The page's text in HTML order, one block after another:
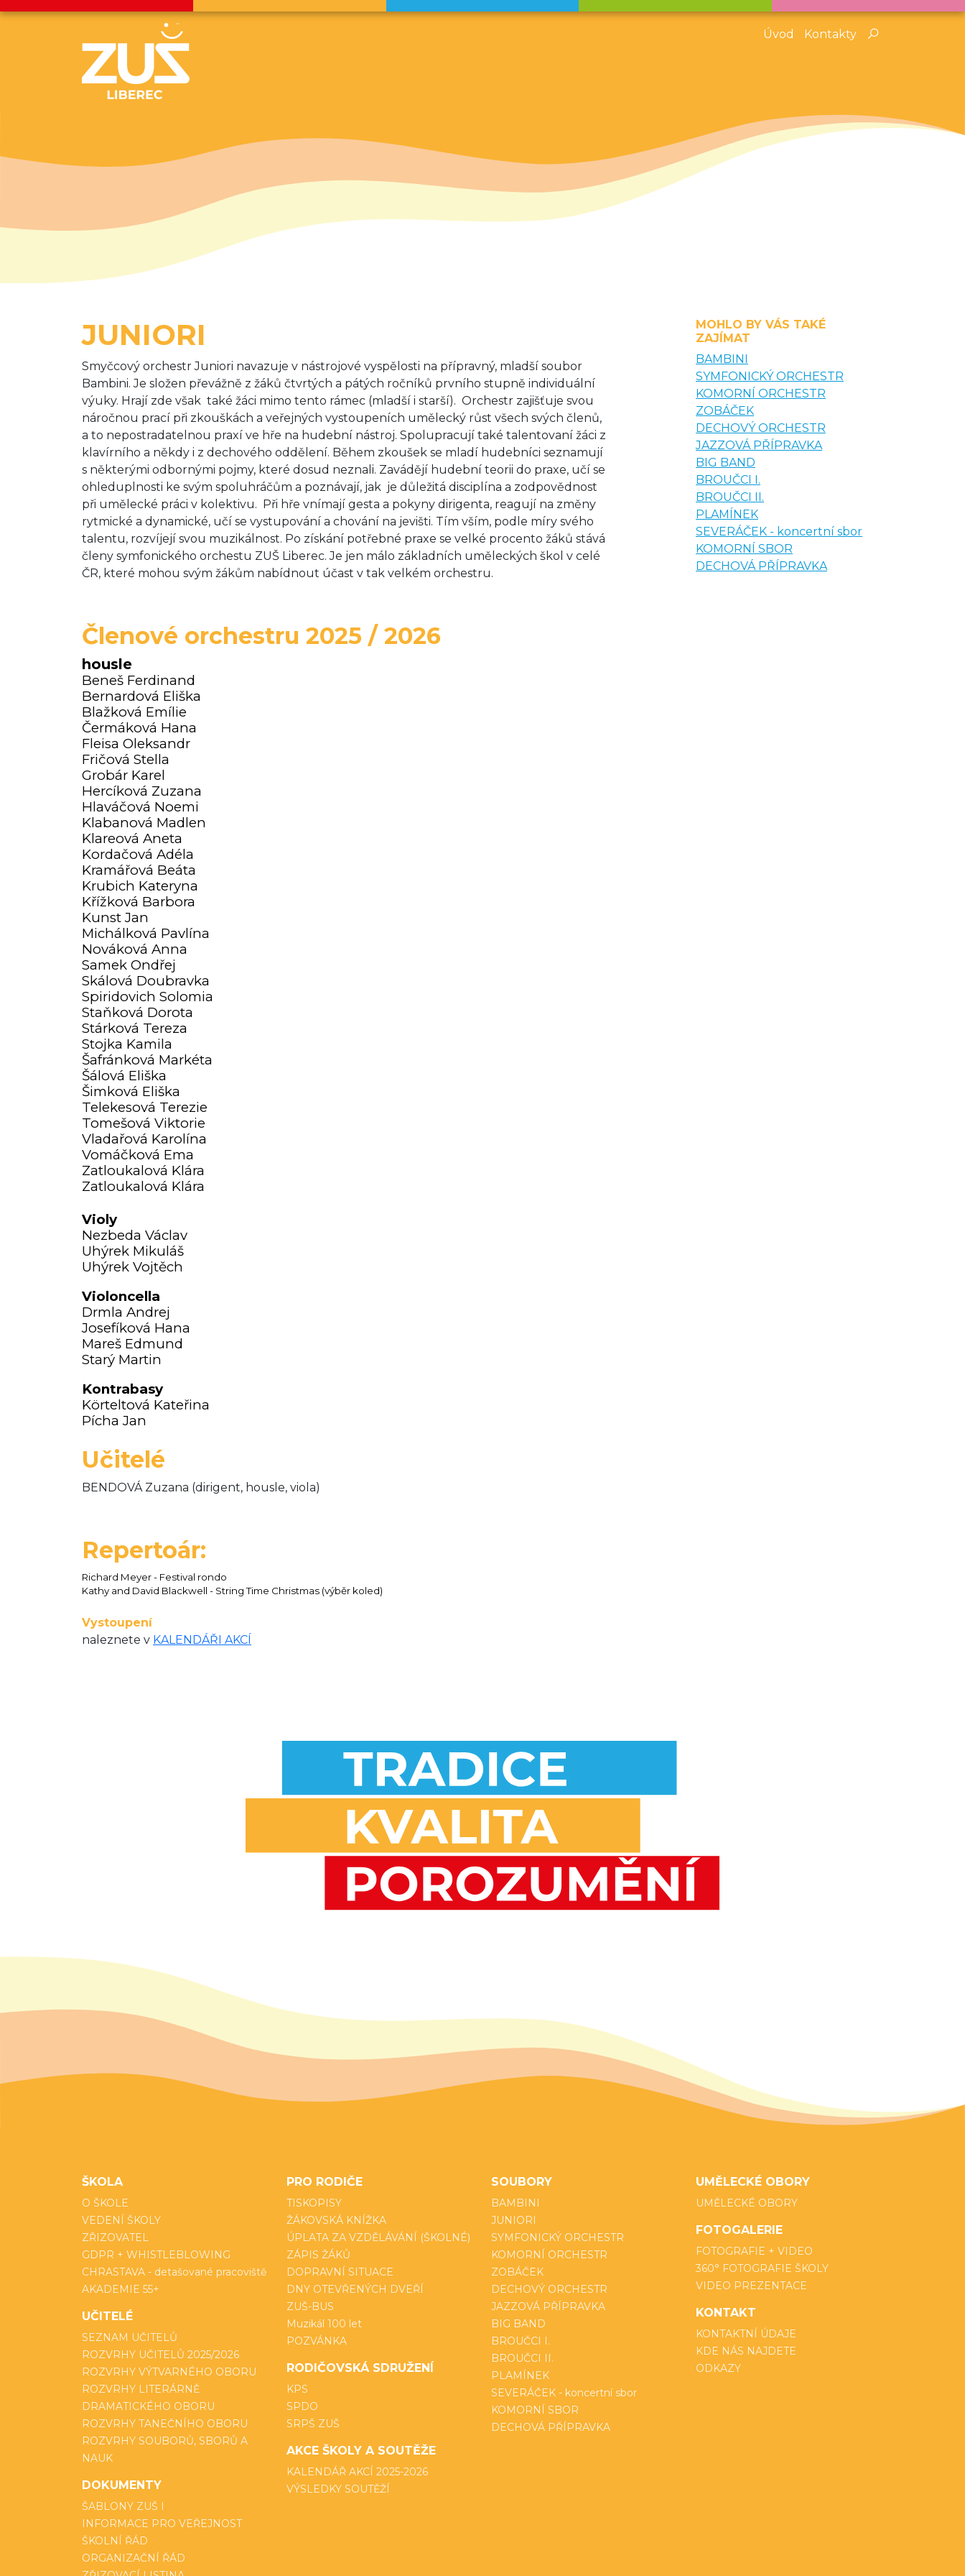
Úvod Kontakty
JUNIORI
Smyčcový orchestr Juniori navazuje v nástrojové vyspělosti na přípravný, mladší soubor
Bambini. Je složen převážně z žáků čtvrtých a pátých ročníků prvního stupně individuální
výuky. Hrají zde však také žáci mimo tento rámec (mladší i starší). Orchestr zajišťuje svou
náročnou prací při zkouškách a veřejných vystoupeních umělecký růst všech svých členů,
a to nepostradatelnou praxí ve hře na hudební nástroj. Spolupracují také talentovaní žáci z
klavírního a někdy i z dechového oddělení. Během zkoušek se mladí hudebníci seznamují
s některými odbornými pojmy, které dosud neznali. Zavádějí hudební teorii do praxe, učí se
ohleduplnosti ke svým spoluhráčům a poznávají, jak je důležitá disciplína a zodpovědnost
při umělecké práci v kolektivu. Při hře vnímají gesta a pokyny dirigenta, reagují na změny
rytmické a dynamické, učí se vystupování a chování na jevišti. Tím vším, podle míry svého
talentu, rozvíjejí svou muzikálnost. Po získání potřebné praxe se velké procento žáků stává
členy symfonického orchestu ZUŠ Liberec. Je jen málo základních uměleckých škol v celé
ČR, které mohou svým žákům nabídnout účast v tak velkém orchestru.
Členové orchestru 2025 / 2026
housle
Beneš Ferdinand
Bernardová Eliška
Blažková Emílie
Čermáková Hana
Fleisa Oleksandr
Fričová Stella
Grobár Karel
Hercíková Zuzana
Hlaváčová Noemi
Klabanová Madlen
Klareová Aneta
Kordačová Adéla
Kramářová Beáta
Krubich Kateryna
Křížková Barbora
Kunst Jan
Michálková Pavlína
Nováková Anna
Samek Ondřej
Skálová Doubravka
Spiridovich Solomia
Staňková Dorota
Stárková Tereza
Stojka Kamila
Šafránková Markéta
Šálová Eliška
Šimková Eliška
Telekesová Terezie
Tomešová Viktorie
Vladařová Karolína
Vomáčková Ema
Zatloukalová Klára
Zatloukalová Klára
Violy
Nezbeda Václav
Uhýrek Mikuláš
Uhýrek Vojtěch
Violoncella
Drmla Andrej
Josefíková Hana
Mareš Edmund
Starý Martin
Kontrabasy
Körteltová Kateřina
Pícha Jan
Učitelé
BENDOVÁ Zuzana (dirigent, housle, viola)
Repertoár:
Richard Meyer - Festival rondo
Kathy and David Blackwell - String Time Christmas (výběr koled)
Vystoupení
naleznete v KALENDÁŘI AKCÍ
MOHLO BY VÁS TAKÉ
ZAJÍMAT
BAMBINI
SYMFONICKÝ ORCHESTR
KOMORNÍ ORCHESTR
ZOBÁČEK
DECHOVÝ ORCHESTR
JAZZOVÁ PŘÍPRAVKA
BIG BAND
BROUČCI I.
BROUČCI II.
PLAMÍNEK
SEVERÁČEK - koncertní sbor
KOMORNÍ SBOR
DECHOVÁ PŘÍPRAVKA
ŠKOLA
O ŠKOLE
VEDENÍ ŠKOLY
ZŘIZOVATEL
GDPR + WHISTLEBLOWING
CHRASTAVA - detašované pracoviště
AKADEMIE 55+
UČITELÉ
SEZNAM UČITELŮ
ROZVRHY UČITELŮ 2025/2026
ROZVRHY VÝTVARNÉHO OBORU
ROZVRHY LITERÁRNĚ
DRAMATICKÉHO OBORU
ROZVRHY TANEČNÍHO OBORU
ROZVRHY SOUBORŮ, SBORŮ A
NAUK
DOKUMENTY
ŠABLONY ZUŠ I
INFORMACE PRO VEŘEJNOST
ŠKOLNÍ ŘÁD
ORGANIZAČNÍ ŘÁD
PRO RODIČE
TISKOPISY
ŽÁKOVSKÁ KNÍŽKA
ÚPLATA ZA VZDĚLÁVÁNÍ (ŠKOLNÉ)
ZÁPIS ŽÁKŮ
DOPRAVNÍ SITUACE
DNY OTEVŘENÝCH DVEŘÍ
ZUŠ-BUS
Muzikál 100 let
POZVÁNKA
RODIČOVSKÁ SDRUŽENÍ
KPS
SPDO
SRPŠ ZUŠ
AKCE ŠKOLY A SOUTĚŽE
KALENDÁŘ AKCÍ 2025-2026
VÝSLEDKY SOUTĚŽÍ
SOUBORY
BAMBINI
JUNIORI
SYMFONICKÝ ORCHESTR
KOMORNÍ ORCHESTR
ZOBÁČEK
DECHOVÝ ORCHESTR
JAZZOVÁ PŘÍPRAVKA
BIG BAND
BROUČCI I.
BROUČCI II.
PLAMÍNEK
SEVERÁČEK - koncertní sbor
KOMORNÍ SBOR
DECHOVÁ PŘÍPRAVKA
UMĚLECKÉ OBORY
UMĚLECKÉ OBORY
FOTOGALERIE
FOTOGRAFIE + VIDEO
360° FOTOGRAFIE ŠKOLY
VIDEO PREZENTACE
KONTAKT
KONTAKTNÍ ÚDAJE
KDE NÁS NAJDETE
ODKAZY